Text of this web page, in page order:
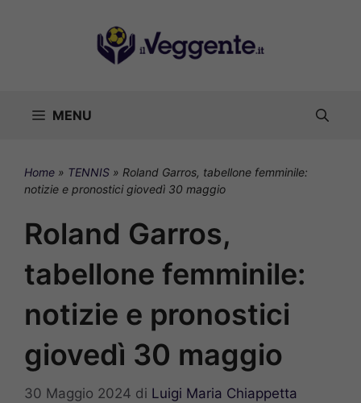
MENU
Home » TENNIS » Roland Garros, tabellone femminile:
notizie e pronostici giovedì 30 maggio
Roland Garros,
tabellone femminile:
notizie e pronostici
giovedì 30 maggio
30 Maggio 2024 di Luigi Maria Chiappetta